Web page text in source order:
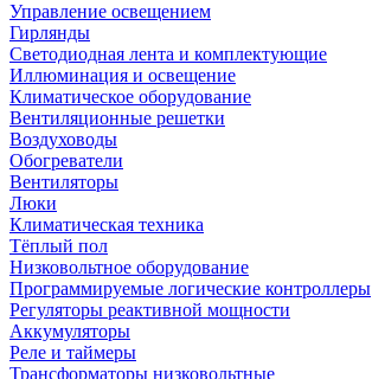
Управление освещением
Гирлянды
Светодиодная лента и комплектующие
Иллюминация и освещение
Климатическое оборудование
Вентиляционные решетки
Воздуховоды
Обогреватели
Вентиляторы
Люки
Климатическая техника
Тёплый пол
Низковольтное оборудование
Программируемые логические контроллеры
Регуляторы реактивной мощности
Аккумуляторы
Реле и таймеры
Трансформаторы низковольтные